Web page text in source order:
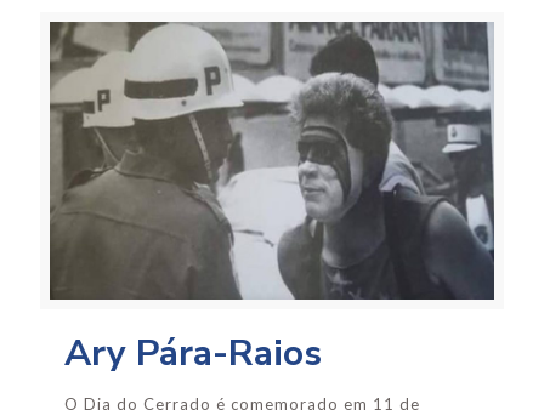
Ary Pára-Raios
O Dia do Cerrado é comemorado em 11 de